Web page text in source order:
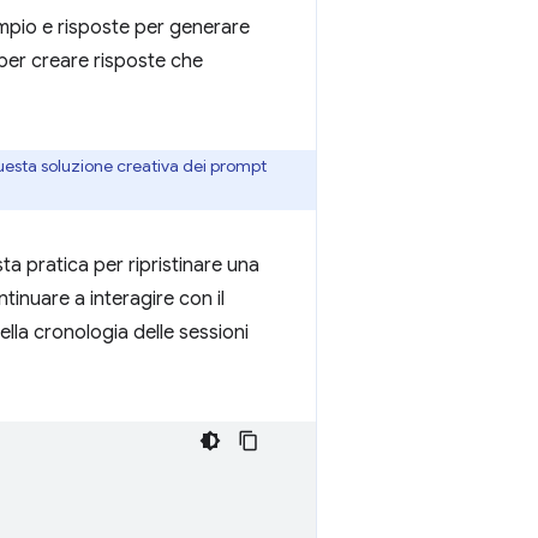
e risposte per generare
creare risposte che
soluzione creativa dei prompt
pratica per ripristinare una
a interagire con il
cronologia delle sessioni